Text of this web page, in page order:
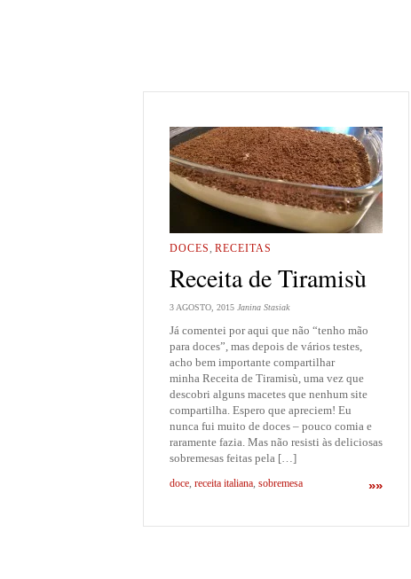
DOCES, RECEITAS
Receita de Tiramisù
3 AGOSTO, 2015 Janina Stasiak
Já comentei por aqui que não “tenho mão
para doces”, mas depois de vários testes,
acho bem importante compartilhar
minha Receita de Tiramisù, uma vez que
descobri alguns macetes que nenhum site
compartilha. Espero que apreciem! Eu
nunca fui muito de doces – pouco comia e
raramente fazia. Mas não resisti às deliciosas
sobremesas feitas pela […]
»»
doce, receita italiana, sobremesa